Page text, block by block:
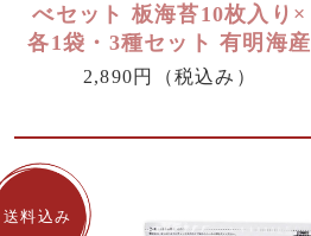
べセット 板海苔10枚入り×
各1袋・3種セット 有明海産
2,890円 （税込み）